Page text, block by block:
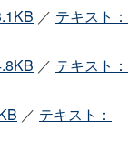
／ テキスト：
／ テキスト：
／ テキスト：